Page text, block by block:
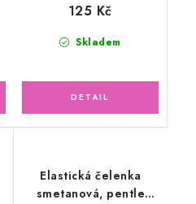
Skladem
125 Kč
Elastická čelenka
smetanová, pentle